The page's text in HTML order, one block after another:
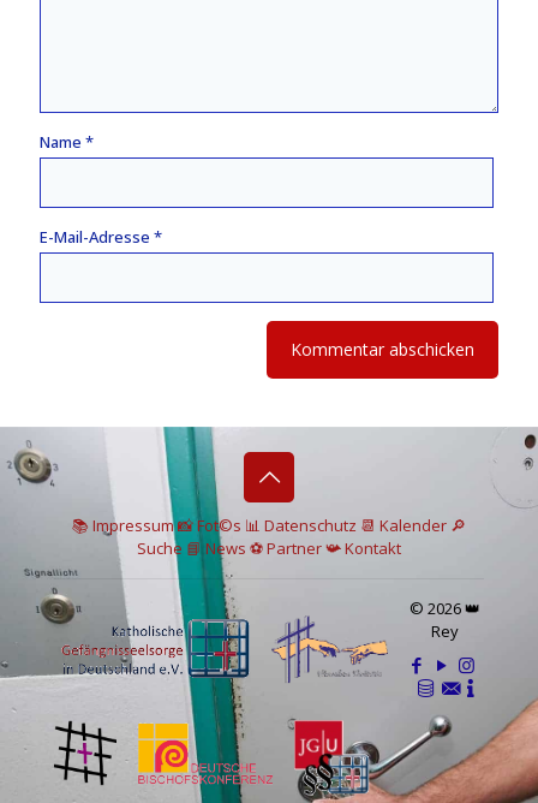
Name *
E-Mail-Adresse *
📚 Impressum📸Fot©s 📊 Datenschutz 📆 Kalender 🔎
Suche 📘 News ⚽Partner📯Kontakt
© 2026 👑
Rey